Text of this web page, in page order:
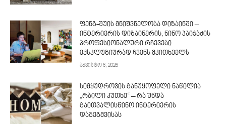
ფენგ-შუის მნიშვნელობა დიზაინში –
ინტერიერის დიზაინერის, ნინო პაიჭაძის
პროფესიონალური რჩევები
ექსკლუზიურად ჩვენს მკითხველს
აგვისტო 6, 2026
სიმყუდროვის განუყოფელი ნაწილია
„რბილი კუთხე“ – რა უნდა
გაითვალისწინო ინტერიერის
დაგეგმვისას